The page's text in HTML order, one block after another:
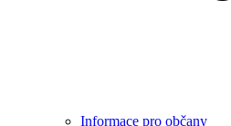
Informace pro občany